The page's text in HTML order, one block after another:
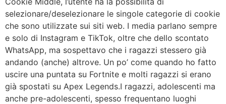
selezionare/deselezionare le singole categorie di cookie
che sono utilizzate sui siti web. I media parlano sempre
e solo di Instagram e TikTok, oltre che dello scontato
WhatsApp, ma sospettavo che i ragazzi stessero già
andando (anche) altrove. Un po’ come quando ho fatto
uscire una puntata su Fortnite e molti ragazzi si erano
già spostati su Apex Legends.I ragazzi, adolescenti ma
anche pre-adolescenti, spesso frequentano luoghi